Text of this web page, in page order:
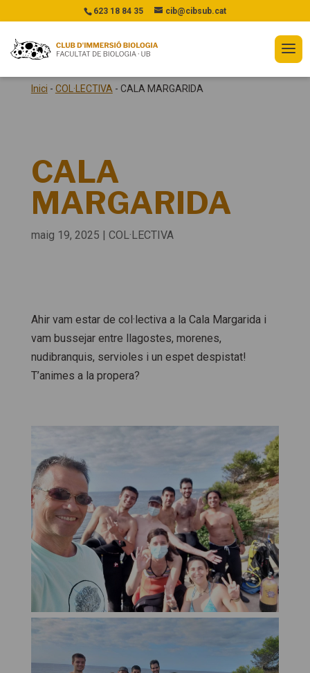
623 18 84 35 cib@cibsub.cat
Inici - COL·LECTIVA - CALA MARGARIDA
CALA
MARGARIDA
maig 19, 2025 | COL·LECTIVA
Ahir vam estar de col·lectiva a la Cala Margarida i
vam bussejar entre llagostes, morenes,
nudibranquis, servioles i un espet despistat!
T’animes a la propera?